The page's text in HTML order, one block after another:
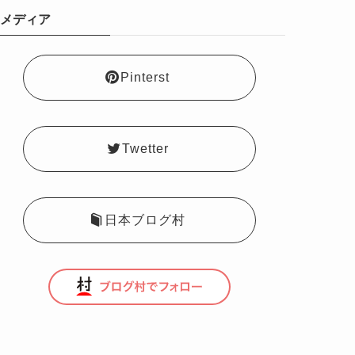
メディア
Pinterst
Twetter
日本ブログ村